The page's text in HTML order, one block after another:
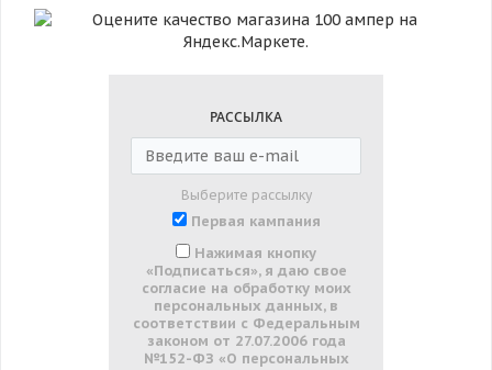
РАССЫЛКА
Выберите рассылку
Первая кампания
Нажимая кнопку
«Подписаться», я даю свое
согласие на обработку моих
персональных данных, в
соответствии с Федеральным
законом от 27.07.2006 года
№152-ФЗ «О персональных